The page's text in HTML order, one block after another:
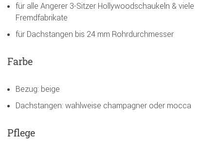
für alle Angerer 3-Sitzer Hollywoodschaukeln & viele
Fremdfabrikate
für Dachstangen bis 24 mm Rohrdurchmesser
Farbe
Bezug: beige
Dachstangen: wahlweise champagner oder mocca
Pflege